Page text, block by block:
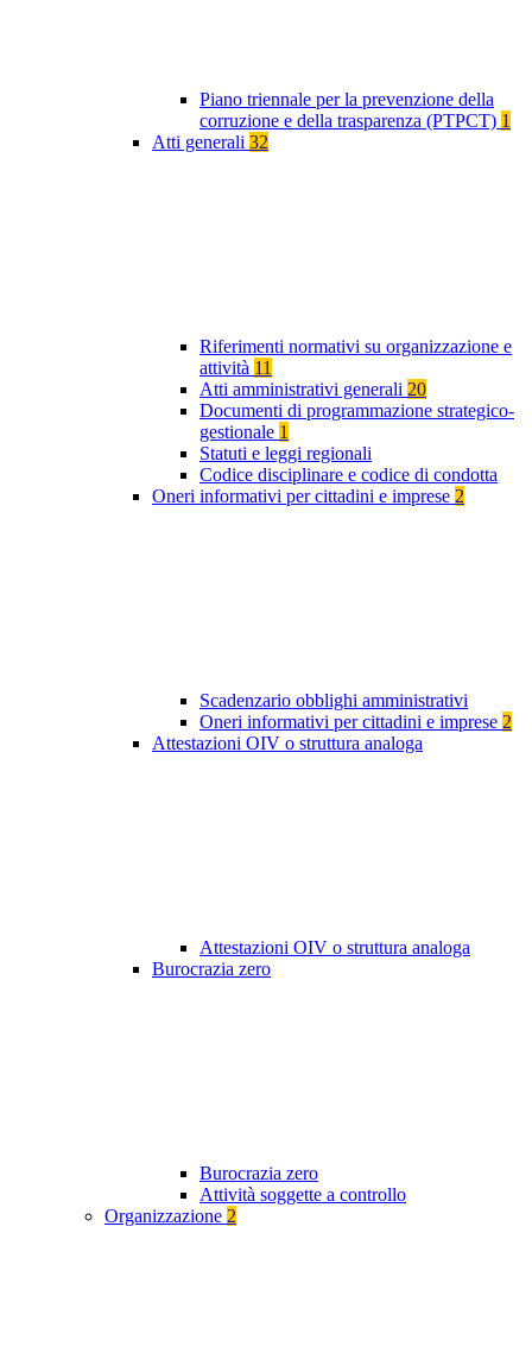
Piano triennale per la prevenzione della
corruzione e della trasparenza (PTPCT) 1
Atti generali 32
Riferimenti normativi su organizzazione e
attività 11
Atti amministrativi generali 20
Documenti di programmazione strategico-
gestionale 1
Statuti e leggi regionali
Codice disciplinare e codice di condotta
Oneri informativi per cittadini e imprese 2
Scadenzario obblighi amministrativi
Oneri informativi per cittadini e imprese 2
Attestazioni OIV o struttura analoga
Attestazioni OIV o struttura analoga
Burocrazia zero
Burocrazia zero
Attività soggette a controllo
Organizzazione 2